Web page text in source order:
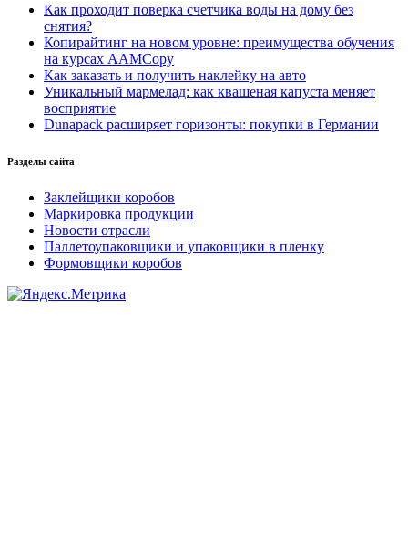
Как проходит поверка счетчика воды на дому без
снятия?
Копирайтинг на новом уровне: преимущества обучения
на курсах AAMCopy
Как заказать и получить наклейку на авто
Уникальный мармелад: как квашеная капуста меняет
восприятие
Dunapack расширяет горизонты: покупки в Германии
Разделы сайта
Заклейщики коробов
Маркировка продукции
Новости отрасли
Паллетоупаковщики и упаковщики в пленку
Формовщики коробов